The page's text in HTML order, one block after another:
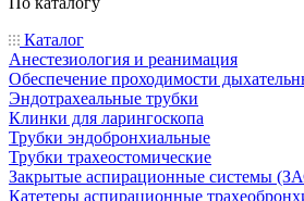
Каталог
Анестезиология и реанимация
Обеспечение проходимости
Эндотрахеальные трубки
Клинки для ларингоскопа
Трубки эндобронхиальные
Трубки трахеостомические
Закрытые аспирационные системы
Катетеры аспирационные